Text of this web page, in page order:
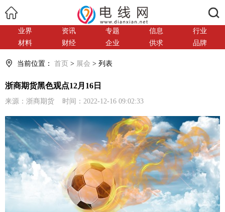
业界 资讯 专题 信息
行业
材料
财经 企业 供求 品牌
当前位置： 首页 > 展会 > 列表
浙商期货黑色观点12月16日
来源：浙商期货 时间：2022-12-16 09:02:33